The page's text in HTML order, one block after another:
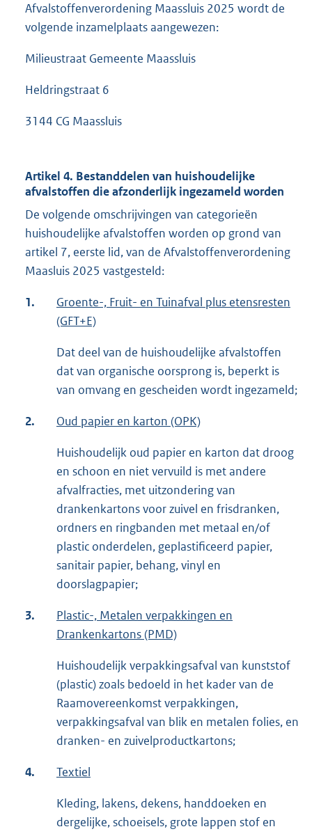
Afvalstoffenverordening Maassluis 2025 wordt de
volgende inzamelplaats aangewezen:
Milieustraat Gemeente Maassluis
Heldringstraat 6
3144 CG Maassluis
Artikel 4. Bestanddelen van huishoudelijke
afvalstoffen die afzonderlijk ingezameld worden
De volgende omschrijvingen van categorieën
huishoudelijke afvalstoffen worden op grond van
artikel 7, eerste lid, van de Afvalstoffenverordening
Maasluis 2025 vastgesteld:
1.
Groente-, Fruit- en Tuinafval plus etensresten
(GFT+E)
Dat deel van de huishoudelijke afvalstoffen
dat van organische oorsprong is, beperkt is
van omvang en gescheiden wordt ingezameld;
2. Oud papier en karton (OPK)
Huishoudelijk oud papier en karton dat droog
en schoon en niet vervuild is met andere
afvalfracties, met uitzondering van
drankenkartons voor zuivel en frisdranken,
ordners en ringbanden met metaal en/of
plastic onderdelen, geplastificeerd papier,
sanitair papier, behang, vinyl en
doorslagpapier;
3.
Plastic-, Metalen verpakkingen en
Drankenkartons (PMD)
Huishoudelijk verpakkingsafval van kunststof
(plastic) zoals bedoeld in het kader van de
Raamovereenkomst verpakkingen,
verpakkingsafval van blik en metalen folies, en
dranken- en zuivelproductkartons;
4. Textiel
Kleding, lakens, dekens, handdoeken en
dergelijke, schoeisels, grote lappen stof en